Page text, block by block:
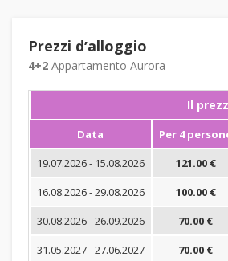
Prezzi dʼalloggio
4+2 Appartamento Aurora
Il
Data Per 4
19.07.2026 - 15.08.2026
121.00 €
16.08.2026 - 29.08.2026
100.00 €
30.08.2026 - 26.09.2026
70.00 €
31.05.2027 - 27.06.2027
70.00 €